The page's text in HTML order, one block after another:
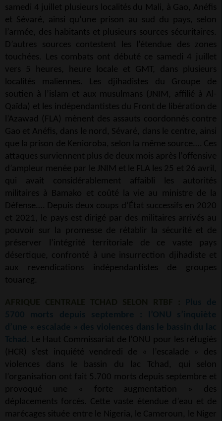
samedi 4 juillet plusieurs localités du Mali, à Gao, Anéfis
et Sévaré, ainsi qu’une prison au sud du pays, selon
l’armée, des habitants et plusieurs sources sécuritaires.
D’autres sources contestent les l’étendue des zones
touchées. Les combats ont débuté ce samedi 4 juillet
vers 5 heures, heure locale et GMT, dans plusieurs
localités maliennes. Les djihadistes du Groupe de
soutien à l’islam et aux musulmans (JNIM, affilié à Al-
Qaïda) et les indépendantistes du Front de libération de
l’Azawad (FLA) mènent des assauts coordonnés contre
Gao et Anéfis, dans le nord, Sévaré, dans le centre, ainsi
que la prison de Kenioroba, selon la même source.… Ces
attaques surviennent plus de deux mois après l’offensive
d’ampleur menée par le JNIM et le FLA les 25 et 26 avril,
qui avait considérablement affaibli les autorités
militaires à Bamako et coûté la vie au ministre de la
Défense.… Depuis deux coups d’État successifs en 2020
et 2021, le pays est dirigé par des militaires arrivés au
pouvoir sur la promesse de rétablir la sécurité et de
préserver l’intégrité territoriale de ce vaste pays
désertique, confronté à une insurrection djihadiste et
aux revendications indépendantistes de groupes
touareg.
. Le Haut Commissariat de l’ONU pour les réfugiés
(HCR) s’est inquiété vendredi de « l’escalade » des
violences dans le bassin du lac Tchad, qui selon
l’organisation ont fait 5.700 morts depuis septembre et
provoqué une « forte augmentation » des
déplacements forcés. Cette vaste étendue d’eau et de
marécages située entre le Nigeria, le Cameroun, le Niger